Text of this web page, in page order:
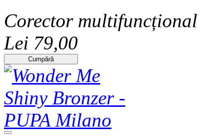
Corector multifuncțional
Lei 79,00
Cumpără